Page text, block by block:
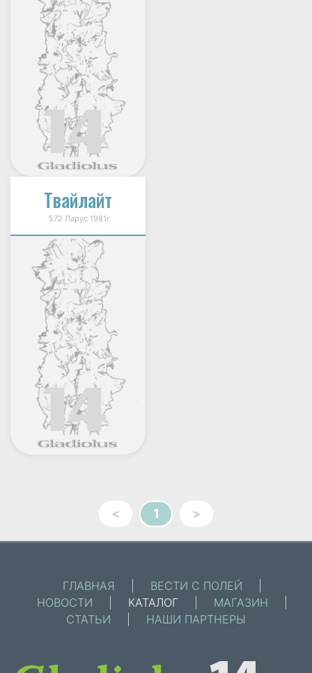
Твайлайт
572 Ларус 1981г.
< 1 >
ГЛАВНАЯ ВЕСТИ С ПОЛЕЙ
НОВОСТИ
КАТАЛОГ МАГАЗИН
СТАТЬИ
НАШИ ПАРТНЕРЫ